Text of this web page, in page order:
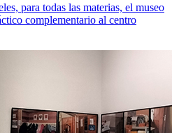
para todas las materias, el museo
complementario al centro